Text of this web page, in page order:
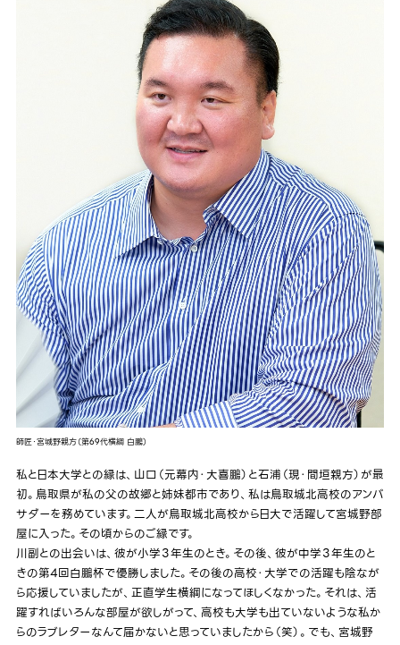
師匠・宮城野親方（第69代横綱 白鵬）
私と日本大学との縁は、山口（元幕内・大喜鵬）と石浦（現・間垣親方）が最
初。鳥取県が私の父の故郷と姉妹都市であり、私は鳥取城北高校のアンバ
サダーを務めています。二人が鳥取城北高校から日大で活躍して宮城野部
屋に入った。その頃からのご縁です。
川副との出会いは、彼が小学３年生のとき。その後、彼が中学３年生のと
きの第4回白鵬杯で優勝しました。その後の高校・大学での活躍も陰なが
ら応援していましたが、正直学生横綱になってほしくなかった。それは、活
躍すればいろんな部屋が欲しがって、高校も大学も出ていないような私か
らのラブレターなんて届かないと思っていましたから（笑）。でも、宮城野